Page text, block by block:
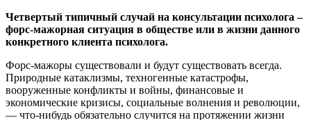
Четвертый типичный случай на консультации психолога –
форс-мажорная ситуация в обществе или в жизни данного
конкретного клиента психолога.
Форс-мажоры существовали и будут существовать всегда.
Природные катаклизмы, техногенные катастрофы,
вооруженные конфликты и войны, финансовые и
экономические кризисы, социальные волнения и революции,
— что-нибудь обязательно случится на протяжении жизни